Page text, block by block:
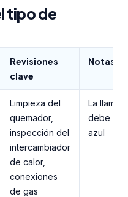
tipo de
Revisiones
clave
Notas
Limpieza del
quemador,
inspección del
intercambiador
de calor,
conexiones
de gas
La llama
debe ser
azul